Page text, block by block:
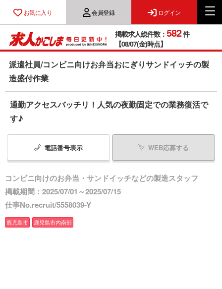
お気に入り 会員登録 ログイン
掲載求人総件数： 582件
【08/07(金)時点】
派遣社員/コンビニ向けお弁当おにぎりサンドイッチの製
造盛付作業
通勤アクセスバッチリ！人気の夜勤固定での業務復活で
す♪
電話番号表示 WEB応募する
コンビニ向けのお弁当・サンドイッチなどの製造スタッフ
掲載期間：2025/07/01～2025/07/15
仕事No.recruit/5558039-Y
鹿児島市 鹿児島市内南部